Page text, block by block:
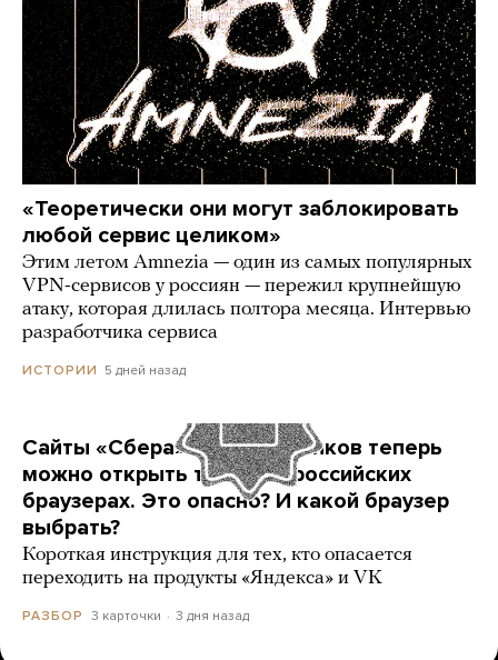
«Теоретически они могут заблокировать
любой сервис целиком»
Этим летом Amnezia — один из самых популярных
VPN-сервисов у россиян — пережил крупнейшую
атаку, которая длилась полтора месяца. Интервью
разработчика сервиса
ИСТОРИИ 5 дней назад
Сайты «Сбера» и других банков теперь
можно открыть только в российских
браузерах. Это опасно? И какой браузер
выбрать?
Короткая инструкция для тех, кто опасается
переходить на продукты «Яндекса» и VK
РАЗБОР 3 карточки 3 дня назад